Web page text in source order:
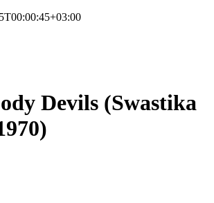
Devils (Swastika